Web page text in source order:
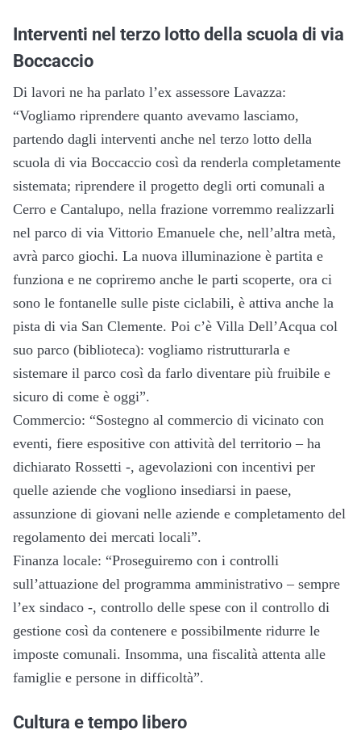
Interventi nel terzo lotto della scuola di via
Boccaccio
Di lavori ne ha parlato l’ex assessore Lavazza:
“Vogliamo riprendere quanto avevamo lasciamo,
partendo dagli interventi anche nel terzo lotto della
scuola di via Boccaccio così da renderla completamente
sistemata; riprendere il progetto degli orti comunali a
Cerro e Cantalupo, nella frazione vorremmo realizzarli
nel parco di via Vittorio Emanuele che, nell’altra metà,
avrà parco giochi. La nuova illuminazione è partita e
funziona e ne copriremo anche le parti scoperte, ora ci
sono le fontanelle sulle piste ciclabili, è attiva anche la
pista di via San Clemente. Poi c’è Villa Dell’Acqua col
suo parco (biblioteca): vogliamo ristrutturarla e
sistemare il parco così da farlo diventare più fruibile e
sicuro di come è oggi”.
Commercio: “Sostegno al commercio di vicinato con
eventi, fiere espositive con attività del territorio – ha
dichiarato Rossetti -, agevolazioni con incentivi per
quelle aziende che vogliono insediarsi in paese,
assunzione di giovani nelle aziende e completamento del
regolamento dei mercati locali”.
Finanza locale: “Proseguiremo con i controlli
sull’attuazione del programma amministrativo – sempre
l’ex sindaco -, controllo delle spese con il controllo di
gestione così da contenere e possibilmente ridurre le
imposte comunali. Insomma, una fiscalità attenta alle
famiglie e persone in difficoltà”.
Cultura e tempo libero